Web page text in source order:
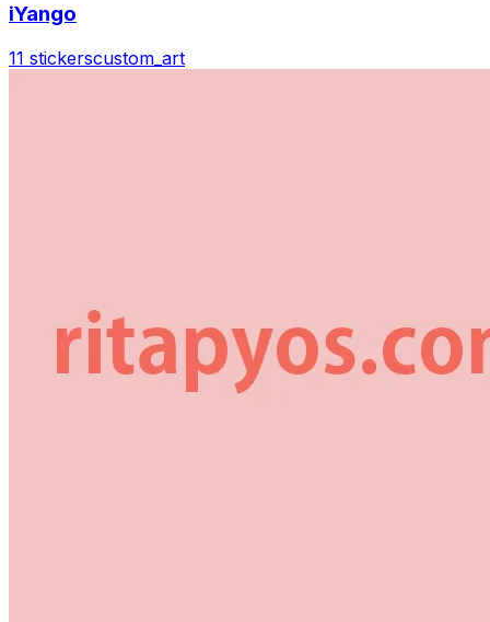
iYango
11 stickerscustom_art